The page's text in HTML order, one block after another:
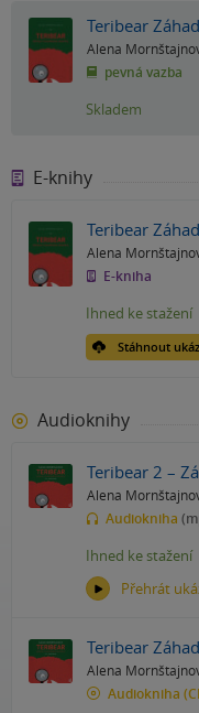
Teribear
Alena
pevná vazba
Skladem
E-knihy
Teribear
Alena
E-kniha
Stáhnout
Ihned ke stažení
Audioknihy
Teribear 2 –
Alena
Audiokniha
Přehrát
Ihned ke stažení
Teribear
Alena
Audiokniha